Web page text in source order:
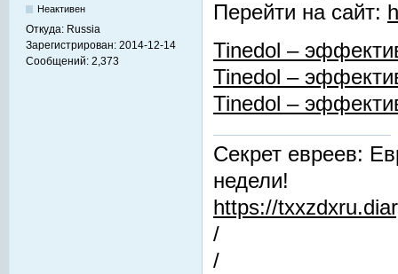
Неактивен
Откуда: Russia
Зарегистрирован: 2014-12-14
Сообщений: 2,373
Перейти на сайт:
Tinedol –
Tinedol –
Tinedol –
Секрет евреев:
недели!
https://
/
/